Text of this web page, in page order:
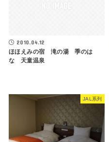
2010.04.12
ほほえみの宿 滝の湯 季のは
な 天童温泉
JAL系列